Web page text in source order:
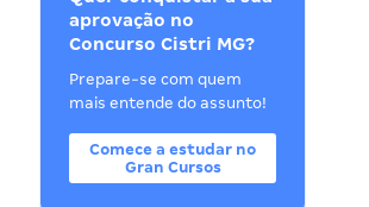
aprovação no
Concurso Cistri MG?
Prepare-se com quem
mais entende do assunto!
Comece a estudar no
Gran Cursos